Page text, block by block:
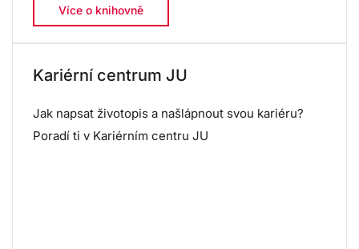
Více o knihovně
Kariérní centrum JU
Jak napsat životopis a našlápnout svou kariéru?
Poradí ti v Kariérním centru JU